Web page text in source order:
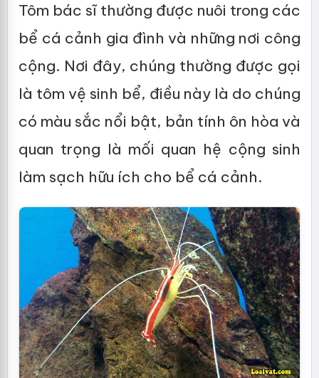
Tôm bác sĩ thường được nuôi trong các
bể cá cảnh gia đình và những nơi công
cộng. Nơi đây, chúng thường được gọi
là tôm vệ sinh bể, điều này là do chúng
có màu sắc nổi bật, bản tính ôn hòa và
quan trọng là mối quan hệ cộng sinh
làm sạch hữu ích cho bể cá cảnh.